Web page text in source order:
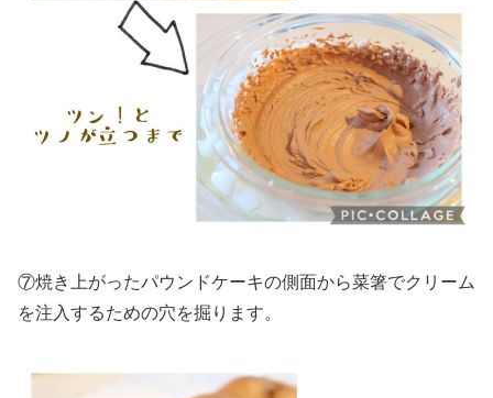
⑦焼き上がったパウンドケーキの側面から菜箸でクリーム
を注入するための穴を掘ります。